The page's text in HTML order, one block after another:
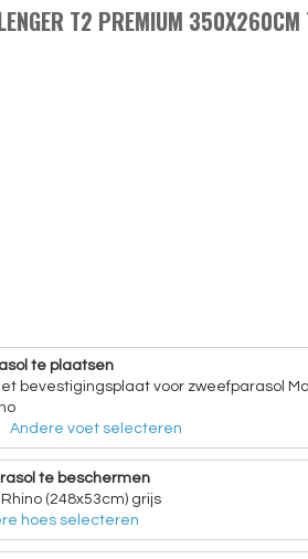
T2 PREMIUM
te plaatsen
bevestigingsplaat voor zweefparasol
Andere voet selecteren
te beschermen
(248x53cm) grijs
hoes selecteren